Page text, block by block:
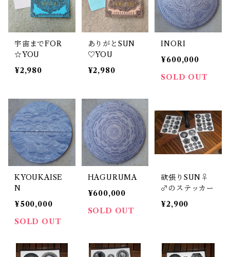
宇宙までFOR
☆YOU
¥2,980
ありがとSUN
♡YOU
¥2,980
INORI
¥600,000
SOLD OUT
KYOUKAISE
N
¥500,000
SOLD OUT
HAGURUMA
¥600,000
SOLD OUT
欲張りSUN♀
♂のステッカー
¥2,900